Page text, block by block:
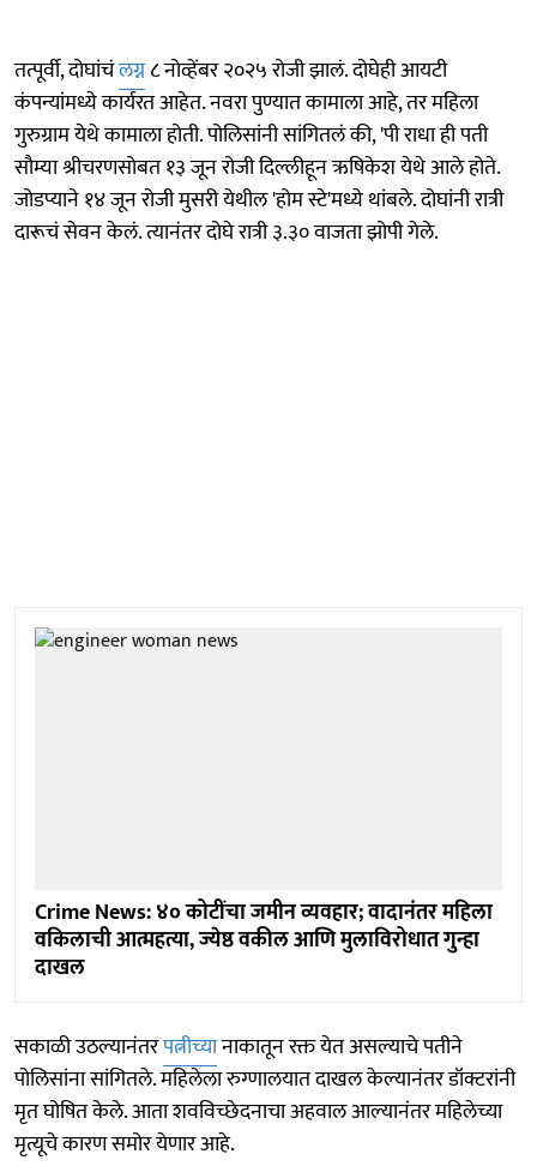
तत्पूर्वी, दोघांचंलग्न८ नोव्हेंबर २०२५ रोजी झालं. दोघेही आयटी
कंपन्यांमध्ये कार्यरत आहेत. नवरा पुण्यात कामाला आहे, तर महिला
गुरुग्राम येथे कामाला होती. पोलिसांनी सांगितलं की, 'पी राधा ही पती
सौम्या श्रीचरणसोबत १३ जून रोजी दिल्लीहून ऋषिकेश येथे आले होते.
जोडप्याने १४ जून रोजी मुसरी येथील 'होम स्टे'मध्ये थांबले. दोघांनी रात्री
दारूचं सेवन केलं. त्यानंतर दोघे रात्री ३.३० वाजता झोपी गेले.
Crime News: ४० कोटींचा जमीन व्यवहार; वादानंतर महिला
वकिलाची आत्महत्या, ज्येष्ठ वकील आणि मुलाविरोधात गुन्हा
दाखल
सकाळी उठल्यानंतरपत्नीच्यानाकातून रक्त येत असल्याचे पतीने
पोलिसांना सांगितले. महिलेला रुग्णालयात दाखल केल्यानंतर डॉक्टरांनी
मृत घोषित केले. आता शवविच्छेदनाचा अहवाल आल्यानंतर महिलेच्या
मृत्यूचे कारण समोर येणार आहे.